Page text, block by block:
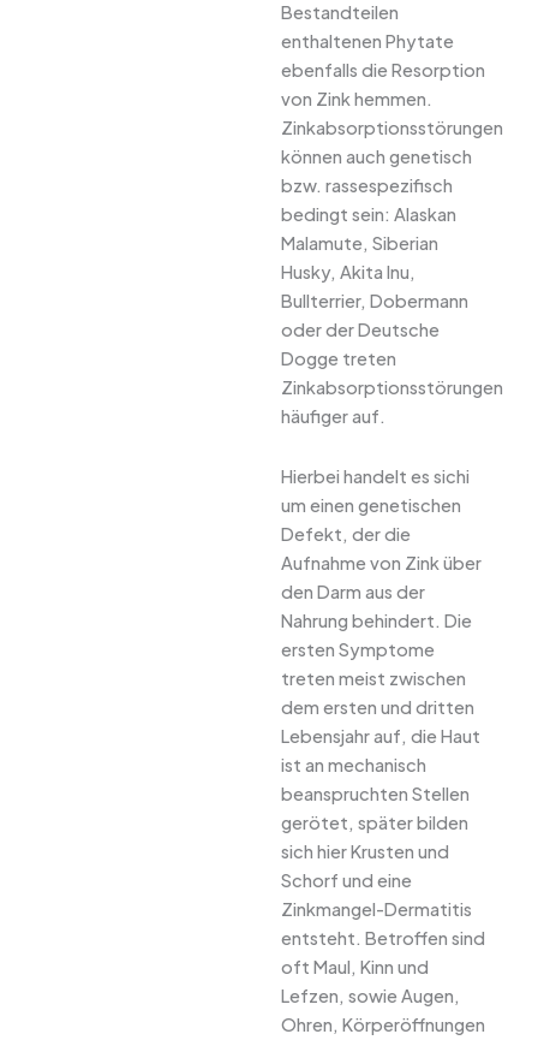
Bestandteilen
enthaltenen Phytate
ebenfalls die Resorption
von Zink hemmen.
Zinkabsorptionsstörungen
können auch genetisch
bzw. rassespezifisch
bedingt sein: Alaskan
Malamute, Siberian
Husky, Akita Inu,
Bullterrier, Dobermann
oder der Deutsche
Dogge treten
Zinkabsorptionsstörungen
häufiger auf.
Hierbei handelt es sichi
um einen genetischen
Defekt, der die
Aufnahme von Zink über
den Darm aus der
Nahrung behindert. Die
ersten Symptome
treten meist zwischen
dem ersten und dritten
Lebensjahr auf, die Haut
ist an mechanisch
beanspruchten Stellen
gerötet, später bilden
sich hier Krusten und
Schorf und eine
Zinkmangel-Dermatitis
entsteht. Betroffen sind
oft Maul, Kinn und
Lefzen, sowie Augen,
Ohren, Körperöffnungen